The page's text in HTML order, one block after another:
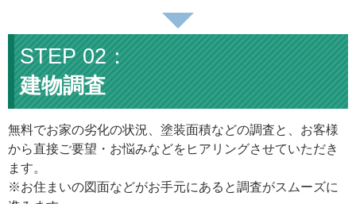
建物調査
無料でお家の劣化の状況、塗装面積などの調査と、お客様
から直接ご要望・お悩みなどをヒアリングさせていただき
ます。
※お住まいの図面などがお手元にあると調査がスムーズに